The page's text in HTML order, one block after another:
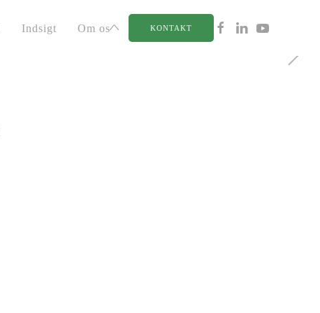
Indsigt Om os KONTAKT